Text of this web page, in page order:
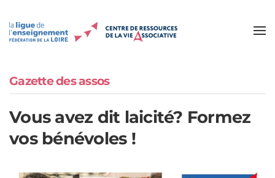
Accéder au contenu principal
Gazette des assos
Vous avez dit laicité? Formez
vos bénévoles !